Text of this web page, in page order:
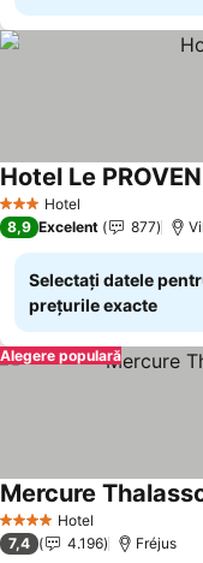
3 SteleHotel
Hotel Le
8,9 Excelent 877
Selectați datele
prețurile exacte
Alegere populară
4 Stele Hotel
Mercure
7,4 4.196 Fréjus